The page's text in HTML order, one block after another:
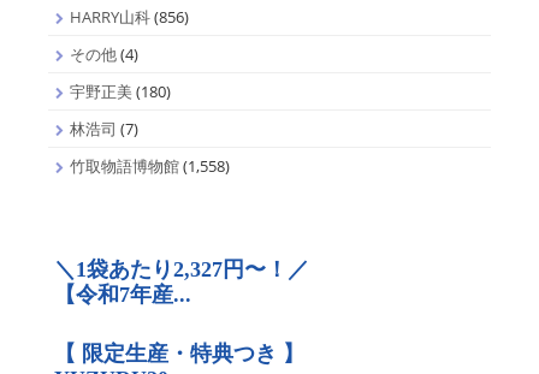
HARRY山科(856)
その他(4)
宇野正美(180)
林浩司 (7)
竹取物語博物館(1,558)